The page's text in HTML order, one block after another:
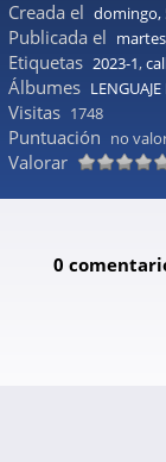
Creada el domingo,
Publicada el
Etiquetas 2023-1,
Álbumes
Visitas 1748
Puntuación no
Valorar
0